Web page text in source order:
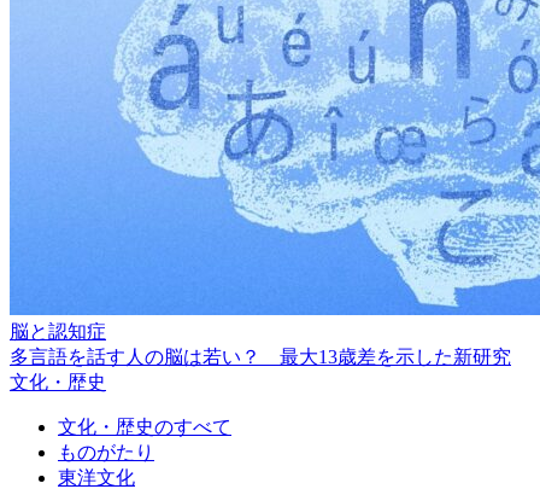
脳と認知症
多言語を話す人の脳は若い？ 最大13歳差を示した新研究
文化・歴史
文化・歴史のすべて
ものがたり
東洋文化